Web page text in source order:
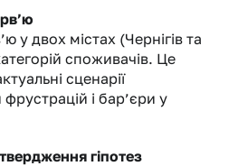
у двох містах (Чернігів та
споживачів. Це
сценарії
і бар’єри у
гіпотез